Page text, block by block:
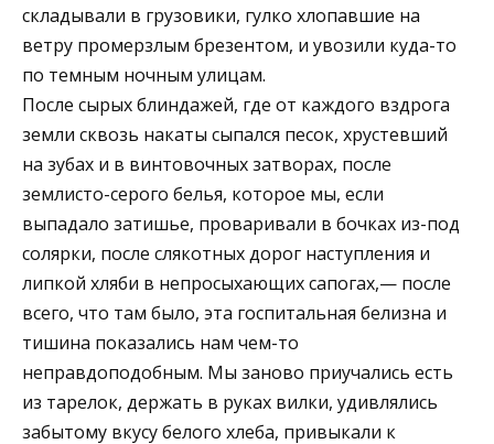
складывали в грузовики, гулко хлопавшие на
ветру промерзлым брезентом, и увозили куда-то
по темным ночным улицам.
После сырых блиндажей, где от каждого вздрога
земли сквозь накаты сыпался песок, хрустевший
на зубах и в винтовочных затворах, после
землисто-серого белья, которое мы, если
выпадало затишье, проваривали в бочках из-под
солярки, после слякотных дорог наступления и
липкой хляби в непросыхающих сапогах,— после
всего, что там было, эта госпитальная белизна и
тишина показались нам чем-то
неправдоподобным. Мы заново приучались есть
из тарелок, держать в руках вилки, удивлялись
забытому вкусу белого хлеба, привыкали к